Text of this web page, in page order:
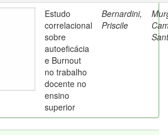
Estudo
correlacional
sobre
autoeficácia
e Burnout
no trabalho
docente no
ensino
superior
Bernardini,
Priscile